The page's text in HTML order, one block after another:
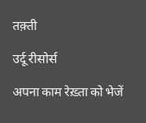
तक़्ती
उर्दू रीसोर्स
अपना काम रेख़्ता को भेजें